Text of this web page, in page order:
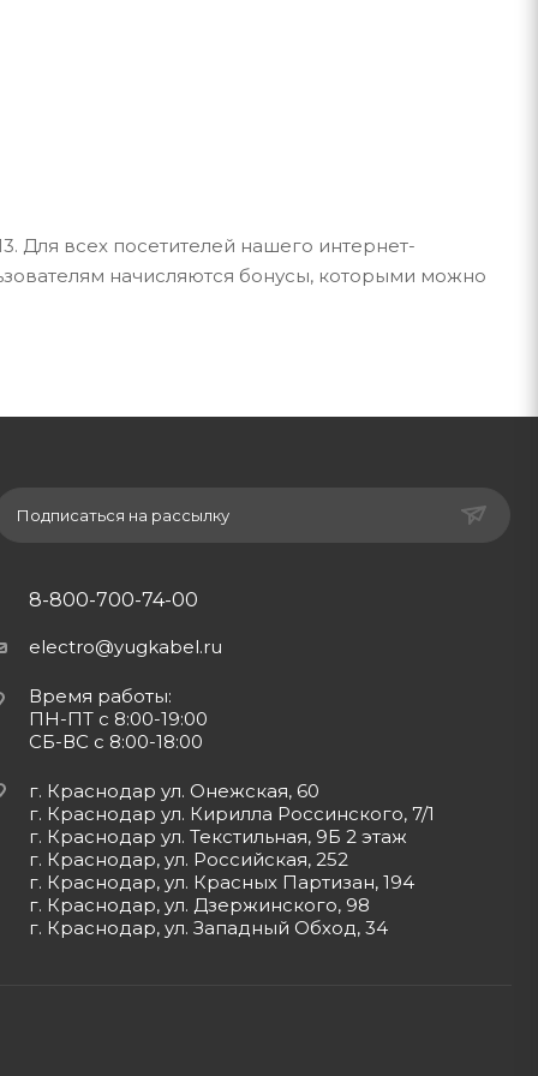
Для всех посетителей нашего интернет-
начисляются бонусы, которыми можно
Подписаться на рассылку
8-800-700-74-00
electro@yugkabel.ru
Время работы:
ПН-ПТ с 8:00-19:00
СБ-ВС с 8:00-18:00
г. Краснодар ул. Онежская, 60
г. Краснодар ул. Кирилла Россинского, 7/1
г. Краснодар ул. Текстильная, 9Б 2 этаж
г. Краснодар, ул. Российская, 252
г. Краснодар, ул. Красных Партизан, 194
г. Краснодар, ул. Дзержинского, 98
г. Краснодар, ул. Западный Обход, 34